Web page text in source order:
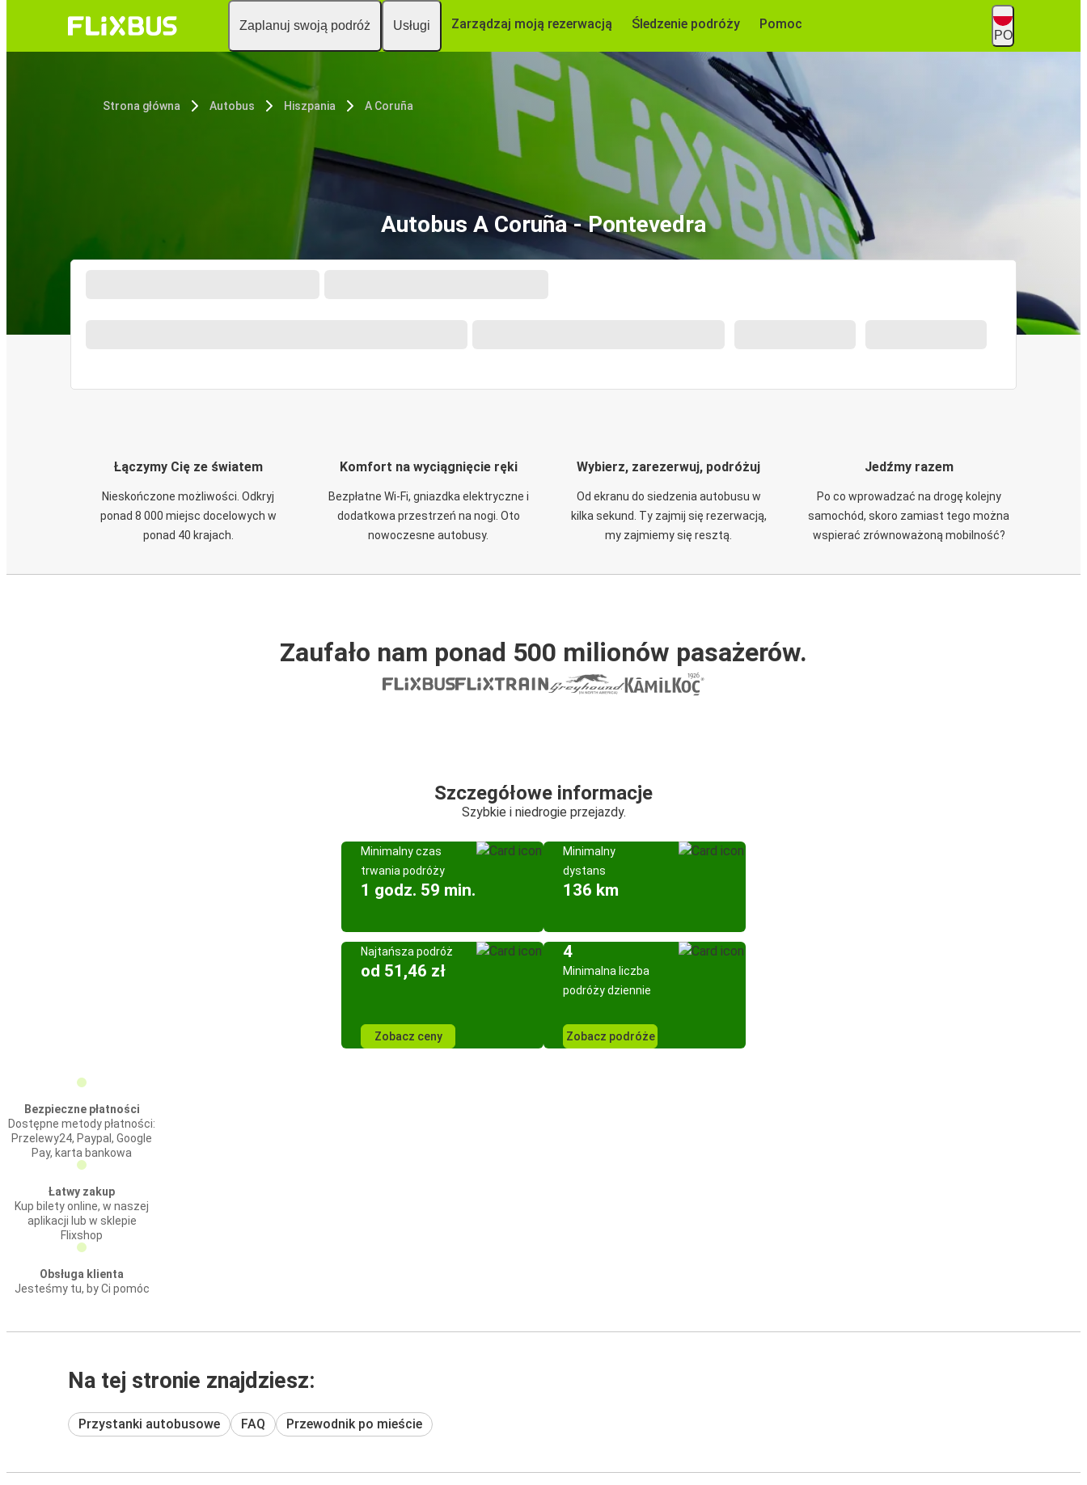
Zaplanuj swoją podróż Usługi Zarządzaj moją rezerwacją Śledzenie podróży Pomoc
PO
Strona główna Autobus Hiszpania A Coruña
Autobus A Coruña - Pontevedra
Łączymy Cię ze światem
Nieskończone możliwości. Odkryj
ponad 8 000 miejsc docelowych w
ponad 40 krajach.
Komfort na wyciągnięcie ręki
Bezpłatne Wi-Fi, gniazdka elektryczne i
dodatkowa przestrzeń na nogi. Oto
nowoczesne autobusy.
Wybierz, zarezerwuj, podróżuj
Od ekranu do siedzenia autobusu w
kilka sekund. Ty zajmij się rezerwacją,
my zajmiemy się resztą.
Jedźmy razem
Po co wprowadzać na drogę kolejny
samochód, skoro zamiast tego można
wspierać zrównoważoną mobilność?
Zaufało nam ponad 500 milionów pasażerów.
Szczegółowe informacje
Szybkie i niedrogie przejazdy.
Minimalny czas
trwania podróży
1 godz. 59 min.
Minimalny
dystans
136 km
Najtańsza podróż
od 51,46 zł
Zobacz ceny
4
Minimalna liczba
podróży dziennie
Zobacz podróże
Bezpieczne płatności
Dostępne metody płatności:
Przelewy24, Paypal, Google
Pay, karta bankowa
Łatwy zakup
Kup bilety online, w naszej
aplikacji lub w sklepie
Flixshop
Obsługa klienta
Jesteśmy tu, by Ci pomóc
Na tej stronie znajdziesz:
Przystanki autobusowe FAQ Przewodnik po mieście